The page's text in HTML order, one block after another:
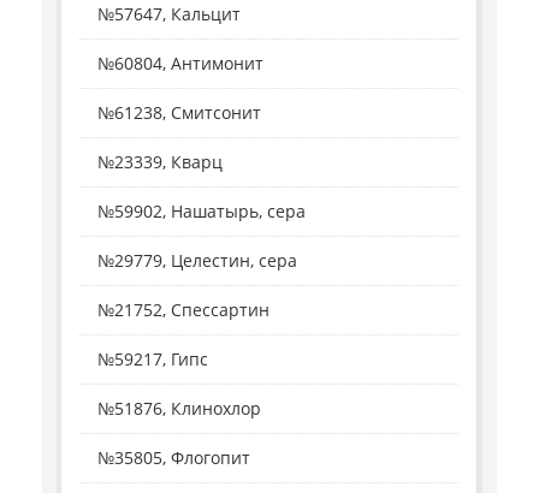
№57647, Кальцит
№60804, Антимонит
№61238, Смитсонит
№23339, Кварц
№59902, Нашатырь, сера
№29779, Целестин, сера
№21752, Спессартин
№59217, Гипс
№51876, Клинохлор
№35805, Флогопит